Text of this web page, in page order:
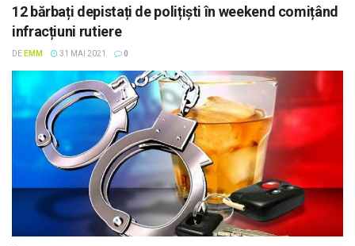
12 bărbați depistați de polițiști în weekend comițând
infracțiuni rutiere
DE EMM 31 MAI 2021 0